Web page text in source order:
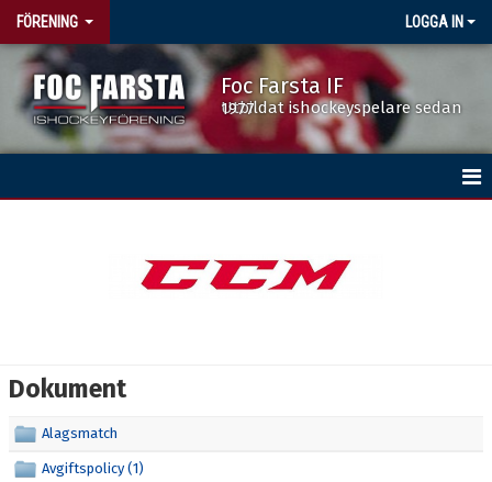
FÖRENING LOGGA IN
Foc Farsta IF
Utbildat ishockeyspelare sedan 1977
BÖRJA SPELA HOCKEY
NYHETER
Dokument
Alagsmatch
Avgiftspolicy (1)